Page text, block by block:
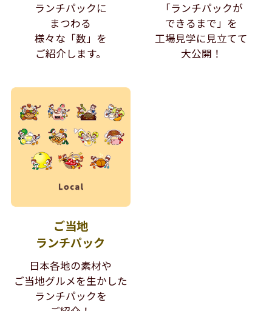
ランチパックに
まつわる
様々な「数」を
ご紹介します。
「ランチパックが
できるまで」を
工場見学に見立てて
大公開！
ご当地
ランチパック
日本各地の素材や
ご当地グルメを生かした
ランチパックを